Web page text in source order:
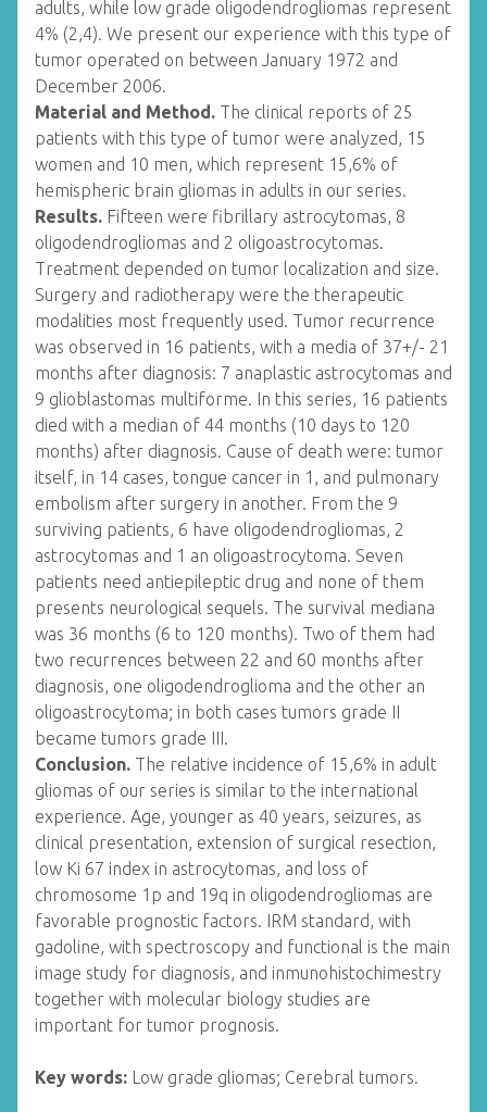
adults, while low grade oligodendrogliomas represent
4% (2,4). We present our experience with this type of
tumor operated on between January 1972 and
December 2006.
Material and Method. The clinical reports of 25
patients with this type of tumor were analyzed, 15
women and 10 men, which represent 15,6% of
hemispheric brain gliomas in adults in our series.
Results. Fifteen were fibrillary astrocytomas, 8
oligodendrogliomas and 2 oligoastrocytomas.
Treatment depended on tumor localization and size.
Surgery and radiotherapy were the therapeutic
modalities most frequently used. Tumor recurrence
was observed in 16 patients, with a media of 37+/- 21
months after diagnosis: 7 anaplastic astrocytomas and
9 glioblastomas multiforme. In this series, 16 patients
died with a median of 44 months (10 days to 120
months) after diagnosis. Cause of death were: tumor
itself, in 14 cases, tongue cancer in 1, and pulmonary
embolism after surgery in another. From the 9
surviving patients, 6 have oligodendrogliomas, 2
astrocytomas and 1 an oligoastrocytoma. Seven
patients need antiepileptic drug and none of them
presents neurological sequels. The survival mediana
was 36 months (6 to 120 months). Two of them had
two recurrences between 22 and 60 months after
diagnosis, one oligodendroglioma and the other an
oligoastrocytoma; in both cases tumors grade II
became tumors grade III.
Conclusion. The relative incidence of 15,6% in adult
gliomas of our series is similar to the international
experience. Age, younger as 40 years, seizures, as
clinical presentation, extension of surgical resection,
low Ki 67 index in astrocytomas, and loss of
chromosome 1p and 19q in oligodendrogliomas are
favorable prognostic factors. IRM standard, with
gadoline, with spectroscopy and functional is the main
image study for diagnosis, and inmunohistochimestry
together with molecular biology studies are
important for tumor prognosis.
Key words: Low grade gliomas; Cerebral tumors.